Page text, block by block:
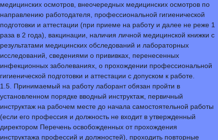
медицинских осмотров, внеочередных медицинских осмотров по
направлению работодателя, профессиональной гигиенической
подготовки и аттестации (при приеме на работу и далее не реже 1
раза в 2 года), вакцинации, наличия личной медицинской книжки с
результатами медицинских обследований и лабораторных
исследований, сведениями о прививках, перенесенных
инфекционных заболеваниях, о прохождении профессиональной
гигиенической подготовки и аттестации с допуском к работе.
1.5. Принимаемый на работу лаборант обязан пройти в
установленном порядке вводный инструктаж, первичный
инструктаж на рабочем месте до начала самостоятельной работы
(если его профессия и должность не входит в утвержденный
директором Перечень освобожденных от прохождения
инструктажа профессий и должностей), проходить повторные